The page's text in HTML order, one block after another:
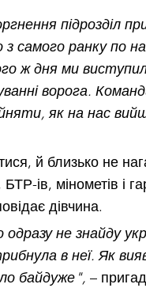
підрозділ
самого ранку по
ж дня ми
ворога.
як на нас
й близько не
ів, мінометів і
дівчина.
одразу не знайду
в неї. Як
байдуже", –